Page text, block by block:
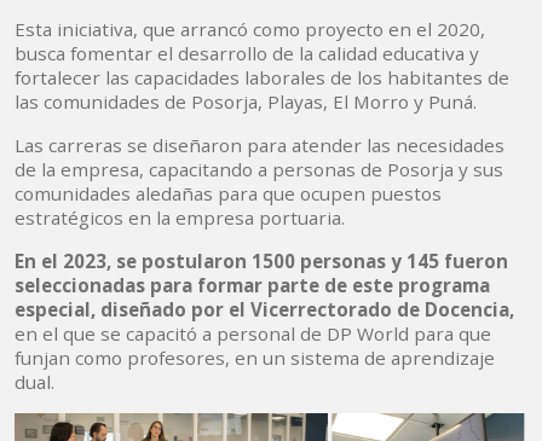
Esta iniciativa, que arrancó como proyecto en el 2020,
busca fomentar el desarrollo de la calidad educativa y
fortalecer las capacidades laborales de los habitantes de
las comunidades de Posorja, Playas, El Morro y Puná.
Las carreras se diseñaron para atender las necesidades
de la empresa, capacitando a personas de Posorja y sus
comunidades aledañas para que ocupen puestos
estratégicos en la empresa portuaria.
En el 2023, se postularon 1500 personas y 145 fueron
seleccionadas para formar parte de este programa
especial, diseñado por el Vicerrectorado de Docencia,
en el que se capacitó a personal de DP World para que
funjan como profesores, en un sistema de aprendizaje
dual.